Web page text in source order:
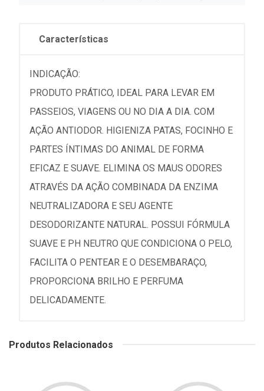
Características
INDICAÇÃO:
PRODUTO PRÁTICO, IDEAL PARA LEVAR EM
PASSEIOS, VIAGENS OU NO DIA A DIA. COM
AÇÃO ANTIODOR. HIGIENIZA PATAS, FOCINHO E
PARTES ÍNTIMAS DO ANIMAL DE FORMA
EFICAZ E SUAVE. ELIMINA OS MAUS ODORES
ATRAVÉS DA AÇÃO COMBINADA DA ENZIMA
NEUTRALIZADORA E SEU AGENTE
DESODORIZANTE NATURAL. POSSUI FÓRMULA
SUAVE E PH NEUTRO QUE CONDICIONA O PELO,
FACILITA O PENTEAR E O DESEMBARAÇO,
PROPORCIONA BRILHO E PERFUMA
DELICADAMENTE.
Produtos Relacionados